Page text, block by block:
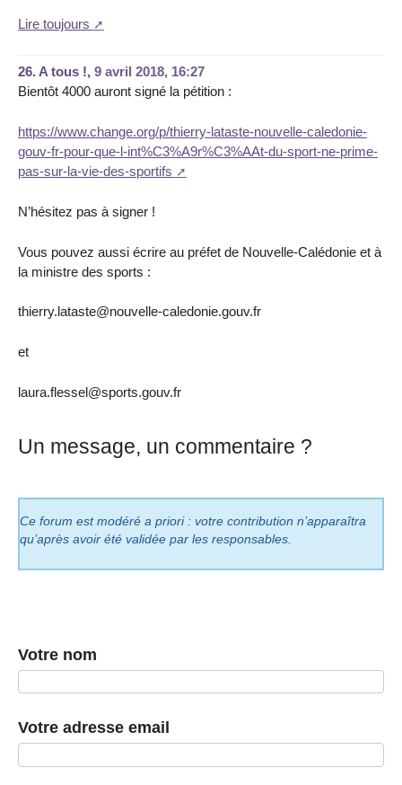
Lire toujours
26. A tous !, 9 avril 2018, 16:27
Bientôt 4000 auront signé la pétition :
https://www.change.org/p/thierry-lataste-nouvelle-caledonie-
gouv-fr-pour-que-l-int%C3%A9r%C3%AAt-du-sport-ne-prime-
pas-sur-la-vie-des-sportifs
N’hésitez pas à signer !
Vous pouvez aussi écrire au préfet de Nouvelle-Calédonie et à
la ministre des sports :
thierry.lataste@nouvelle-caledonie.gouv.fr
et
laura.flessel@sports.gouv.fr
Un message, un commentaire ?
Ce forum est modéré a priori : votre contribution n’apparaîtra
qu’après avoir été validée par les responsables.
Votre nom
Votre adresse email